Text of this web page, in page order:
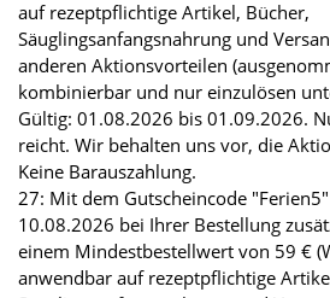
auf rezeptpflichtige Artikel, Bücher,
Säuglingsanfangsnahrung und
anderen Aktionsvorteilen
kombinierbar und nur einzulösen
Gültig: 01.08.2026 bis 01.09.2026.
reicht. Wir behalten uns vor, die
Keine Barauszahlung.
27: Mit dem Gutscheincode
10.08.2026 bei Ihrer Bestellung
einem Mindestbestellwert von 59 €
anwendbar auf rezeptpflichtige